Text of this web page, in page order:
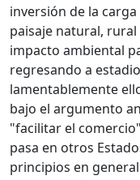
inversión de la
paisaje natural,
impacto ambiental
regresando a
lamentablemente
bajo el argumento
"facilitar el
pasa en otros
principios en